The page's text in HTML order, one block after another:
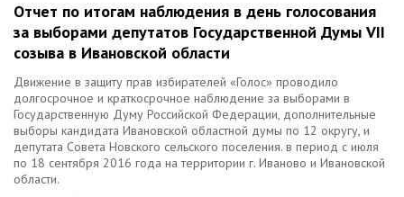
Отчет по итогам наблюдения в день голосования
за выборами депутатов Государственной Думы VII
созыва в Ивановской области
Движение в защиту прав избирателей «Голос» проводило
долгосрочное и краткосрочное наблюдение за выборами в
Государственную Думу Российской Федерации, дополнительные
выборы кандидата Ивановской областной думы по 12 округу, и
депутата Совета Новского сельского поселения. в период с июля
по 18 сентября 2016 года на территории г. Иваново и Ивановской
области.